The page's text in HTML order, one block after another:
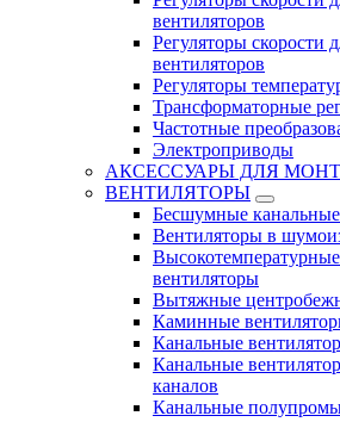
вентиляторов
Регуляторы скорости
вентиляторов
Регуляторы
Трансформаторные
Частотные
Электроприводы
АКСЕССУАРЫ ДЛЯ
ВЕНТИЛЯТОРЫ
Бесшумные
Вентиляторы в
вентиляторы
Вытяжные
Каминные
Канальные
Канальные
каналов
Канальные